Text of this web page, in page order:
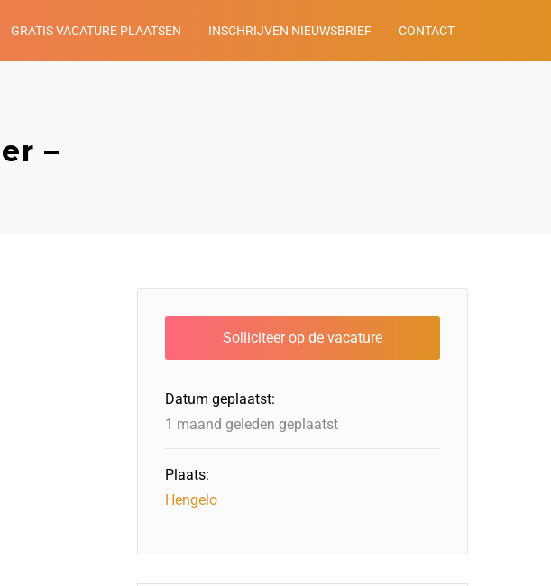
GRATIS VACATURE PLAATSEN INSCHRIJVEN NIEUWSBRIEF CONTACT
–
Datum geplaatst:
1 maand geleden geplaatst
Plaats:
Hengelo